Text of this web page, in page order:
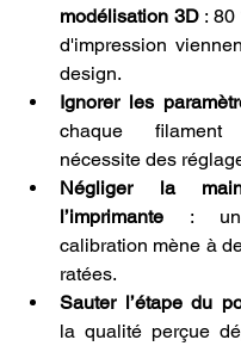
modélisation 3D : 80
d'impression
design.
Ignorer les
chaque
nécessite des
Négliger la
l’imprimante : une
calibration mène à
ratées.
Sauter l’étape du
la qualité perçue